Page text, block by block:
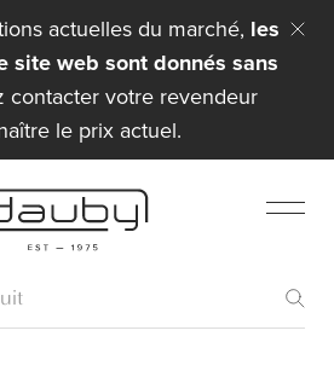
actuelles du marché, les
site web sont donnés sans
contacter votre revendeur
le prix actuel.